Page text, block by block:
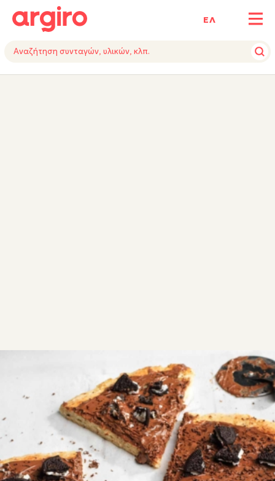
ΕΛ
ΥΛΙΚΑΕΚΤΕΛΕΣΗΕΞΟΠΛΙΣΜΟΣ
Πίτσα σοκόλαση
Όταν ακούς πίτσα σου έρχεται στο μυαλό αγαπημένη
γεύση! Όταν ακούς πίτσα με σοκολάτα, θέλεις να τη
δοκιμάσεις! Φτιάξτε την τώρα!